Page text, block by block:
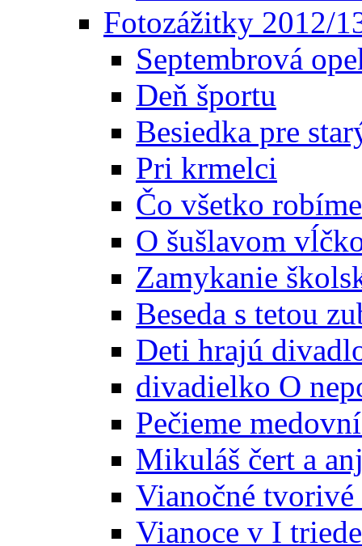
Fotozážitky 2012/
Septembrová
Deň športu
Besiedka pre
Pri krmelci
Čo všetko
O šušlavom
Zamykanie
Beseda s tetou
Deti hrajú
divadielko O
Pečieme
Mikuláš čert a
Vianočné tvorivé
Vianoce v I triede